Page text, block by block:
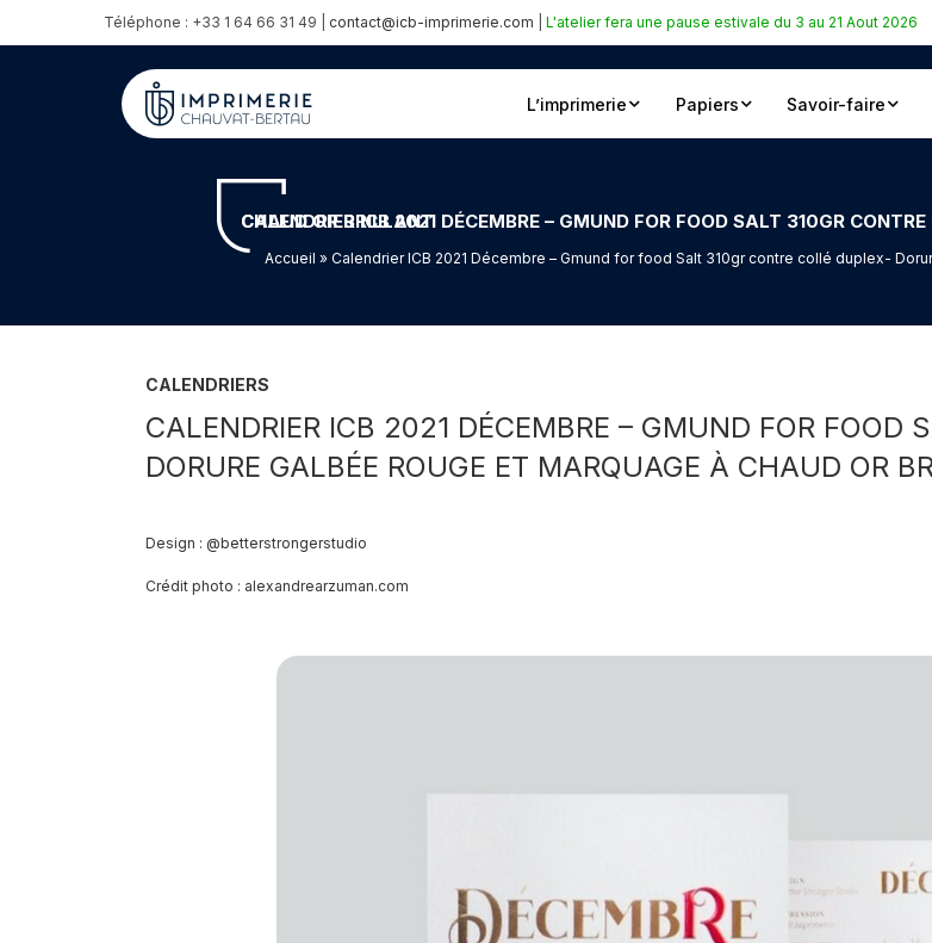
Téléphone : +33 1 64 66 31 49 | contact@icb-imprimerie.com L'atelier fera une pause estivale du 3 au 21 Aout 2026
L’imprimerie Papiers Savoir-faire
CALENDRIER ICB 2021 DÉCEMBRE – GMUND FOR FOOD SALT 310GR CONTRE COLLÉ DUPLEX- DORURE GALBÉE ROUGE ET MARQUAGE À CHAUD OR BRILLANT
Accueil » Calendrier ICB 2021 Décembre – Gmund for food Salt 310gr contre collé duplex-
CALENDRIERS
CALENDRIER ICB 2021 DÉCEMBRE – GMUND FOR FOOD
DORURE GALBÉE ROUGE ET MARQUAGE À CHAUD OR
Design : @betterstrongerstudio
Crédit photo : alexandrearzuman.com